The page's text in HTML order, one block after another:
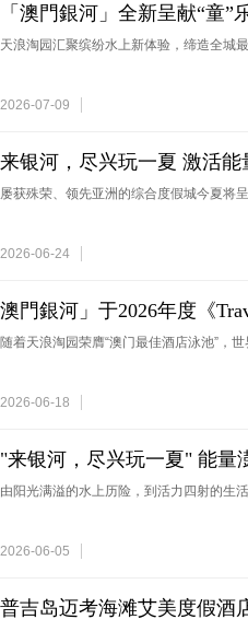
「澳門銀河」全新呈献“童
天浪淘园汇聚缤纷水上新体验，缔造全城
2026-07-09
来银河，尽兴玩一夏 激活
屡获殊荣、领先亚洲的综合度假城今夏将
2026-06-24
澳門銀河」于2026年度《
多项殊荣再度巩固亚洲领
随着天浪淘园荣膺“澳门最佳酒店泳池”，
2026-06-18
"来银河，尽兴玩一夏" 能量
由阳光满溢的水上历险，到活力四射的生
2026-06-05
普吉岛迈考海滩艾美度假酒